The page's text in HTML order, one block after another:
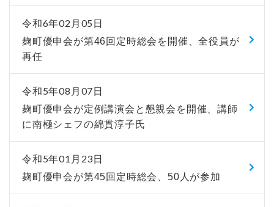
令和6年02月05日
麹町優申会が第46回定時総会を開催、全役員が
再任
令和5年08月07日
麹町優申会が定例講演会と懇親会を開催、講師
に南極シェフの綿貫淳子氏
令和5年01月23日
麹町優申会が第45回定時総会、50人が参加